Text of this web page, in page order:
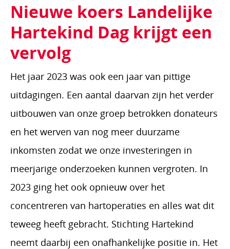
Nieuwe koers Landelijke
Hartekind Dag krijgt een
vervolg
Het jaar 2023 was ook een jaar van pittige
uitdagingen. Een aantal daarvan zijn het verder
uitbouwen van onze groep betrokken donateurs
en het werven van nog meer duurzame
inkomsten zodat we onze investeringen in
meerjarige onderzoeken kunnen vergroten. In
2023 ging het ook opnieuw over het
concentreren van hartoperaties en alles wat dit
teweeg heeft gebracht. Stichting Hartekind
neemt daarbij een onafhankelijke positie in. Het